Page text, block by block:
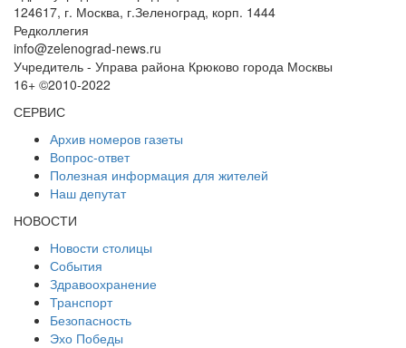
124617, г. Москва, г.Зеленоград, корп. 1444
Редколлегия
info@zelenograd-news.ru
Учредитель - Управа района Крюково города Москвы
16+ ©2010-2022
СЕРВИС
Архив номеров газеты
Вопрос-ответ
Полезная информация для жителей
Наш депутат
НОВОСТИ
Новости столицы
События
Здравоохранение
Транспорт
Безопасность
Эхо Победы